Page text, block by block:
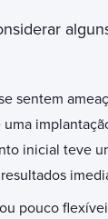
sentem
inicial teve
pouco